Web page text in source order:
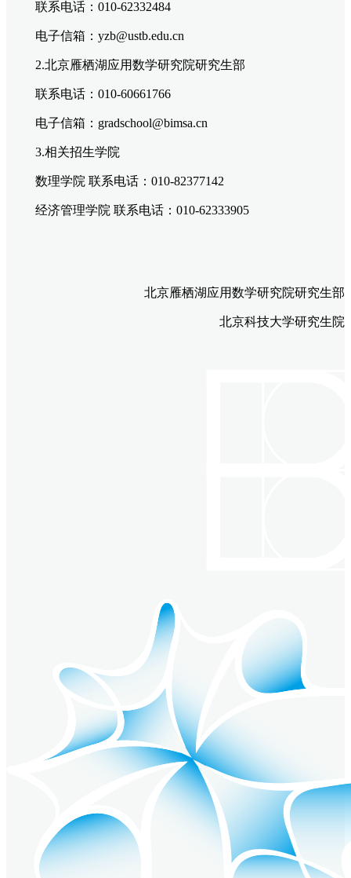
联系电话：010-62332484
电子信箱：yzb@ustb.edu.cn
2.北京雁栖湖应用数学研究院研究生部
联系电话：010-60661766
电子信箱：gradschool@bimsa.cn
3.相关招生学院
数理学院 联系电话：010-82377142
经济管理学院 联系电话：010-62333905
北京雁栖湖应用数学研究院研究生部
北京科技大学研究生院